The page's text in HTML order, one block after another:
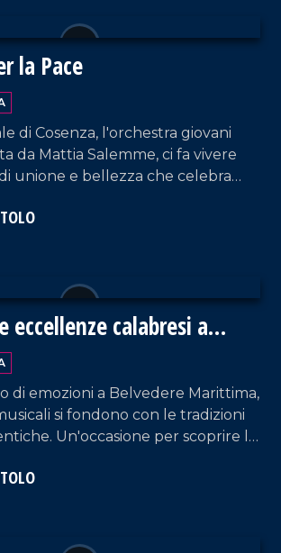
la Pace
di Cosenza, l'orchestra giovani
da Mattia Salemme, ci fa vivere
unione e bellezza che celebra
eccellenze calabresi a
di emozioni a Belvedere Marittima,
si fondono con le tradizioni
Un'occasione per scoprire le